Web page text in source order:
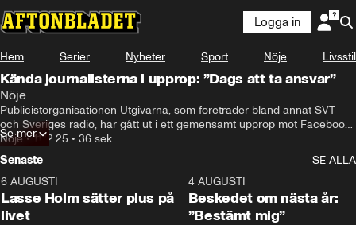
Logga in
Hem Serier Nyheter Sport Nöje Livsstil
Kända journalisterna i upprop: ”Dags att ta ansvar”
Nöje
Publicistorganisationen Utgivarna, som företräder bland annat SVT
och Sveriges radio, har gått ut i ett gemensamt upprop mot Facebook
och Instagrams ägarbolag Meta. I uppropet uppmanar kända
journalister bolaget att sätta stopp för bluffannonser på plattformarna.
Nöje•11.12.25 • 36 sek
Se mer
Senaste
SE ALLA
6 AUGUSTI
Lasse Holm sätter plus på
livet
4 AUGUSTI
Beskedet om nästa år:
”Bestämt mig”